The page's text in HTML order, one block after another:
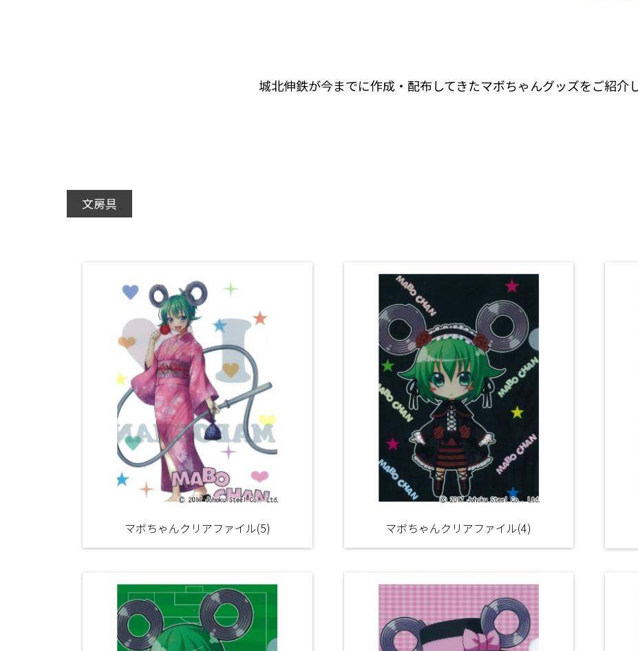
城北伸鉄が今までに作成・配布してきたマボちゃんグッズをご紹介
文房具
マボちゃんクリアファイル(5) マボちゃんクリアファイル(4)